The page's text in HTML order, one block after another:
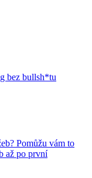
bez bullsh*tu
Pomůžu vám to
až po první